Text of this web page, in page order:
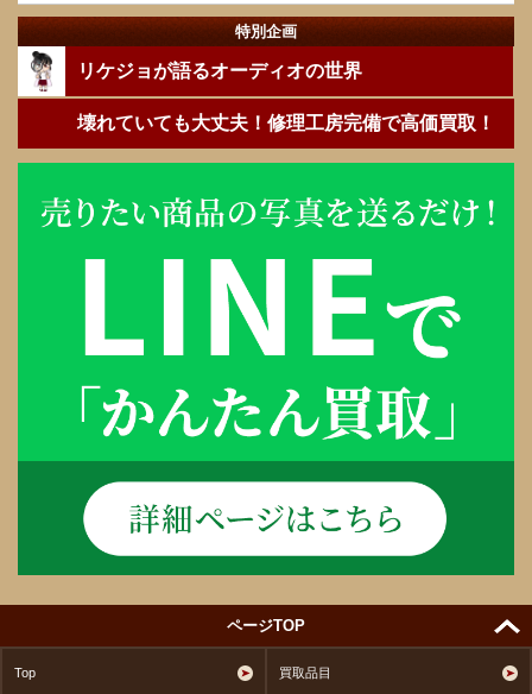
特別企画
リケジョが語るオーディオの世界
壊れていても大丈夫！修理工房完備で高価買取！
ページTOP
Top 買取品目